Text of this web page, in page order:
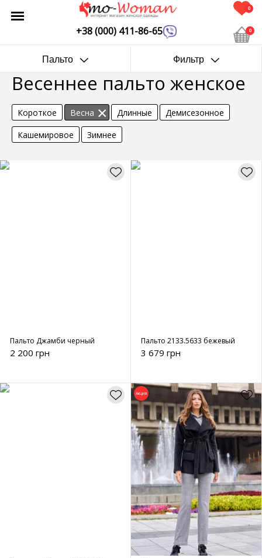
+38 (000) 411-86-65
0
0
Пальто Фильтр
Весеннее пальто женское
Короткое Весна Длинные
Демисезонное
Кашемировое
Зимнее
Пальто Джамби черный
2 200 грн
Пальто 2133.5633 бежевый
3 679 грн
Акция